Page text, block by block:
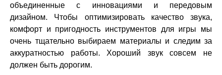
объединенные с инновациями и передовым
дизайном. Чтобы оптимизировать качество звука,
комфорт и пригодность инструментов для игры мы
очень тщательно выбираем материалы и следим за
аккуратностью работы. Хороший звук совсем не
должен быть дорогим.